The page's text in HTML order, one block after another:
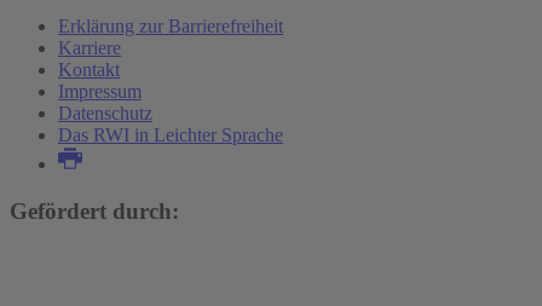
Erklärung zur Barrierefreiheit
Karriere
Kontakt
Impressum
Datenschutz
Das RWI in Leichter Sprache
Gefördert durch: